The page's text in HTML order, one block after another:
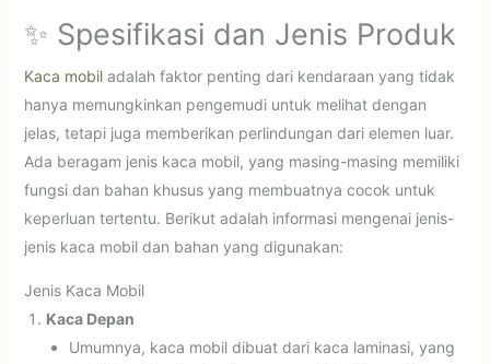
✨ Spesifikasi dan Jenis Produk
Kaca mobiladalah faktor penting dari kendaraan yang tidak
hanya memungkinkan pengemudi untuk melihat dengan
jelas, tetapi juga memberikan perlindungan dari elemen luar.
Ada beragam jenis kaca mobil, yang masing-masing memiliki
fungsi dan bahan khusus yang membuatnya cocok untuk
keperluan tertentu. Berikut adalah informasi mengenai jenis-
jenis kaca mobil dan bahan yang digunakan:
Jenis Kaca Mobil
Kaca Depan
Umumnya, kaca mobil dibuat dari kaca laminasi, yang